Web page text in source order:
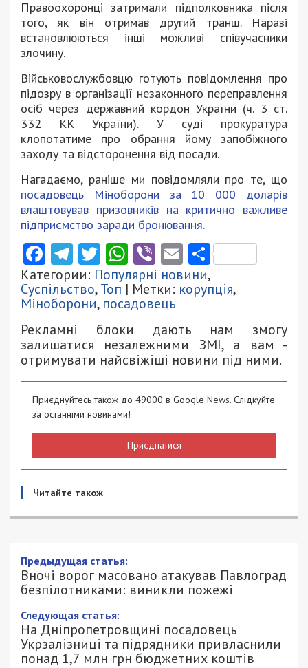
Правоохоронці затримали підполковника після
того, як він отримав другий транш. Наразі
встановлюються інші можливі співучасники
злочину.
Військовослужбовцю готують повідомлення про
підозру в організації незаконного переправлення
осіб через державний кордон України (ч. 3 ст.
332 КК України). У суді прокуратура
клопотатиме про обрання йому запобіжного
заходу та відсторонення від посади.
Нагадаємо, раніше ми повідомляли про те, що
посадовець Міноборони за 10 000 доларів
влаштовував призовників на критично важливе
підприємство заради бронювання.
Facebook
Telegram
Twitter
WhatsApp
ViberEmail
Категории: Популярні новини,
Суспільство,Топ | Метки: корупція,
Міноборони, посадовець
Рекламні блоки дають нам змогу
залишатися незалежними ЗМІ, а вам -
отримувати найсвіжіші новини під ними.
Приєднуйтесь також до 49000 в Google News. Слідкуйте
за останніми новинами!
Приєднатися
Читайте також
Предыдущая статья:
Вночі ворог масовано атакував Павлоград
безпілотниками: виникли пожежі
Следующая статья:
На Дніпропетровщині посадовець
Укрзалізниці та підрядники привласнили
понад 1,7 млн грн бюджетних коштів